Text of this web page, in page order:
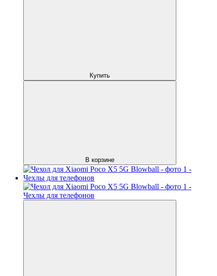
Купить
В корзине